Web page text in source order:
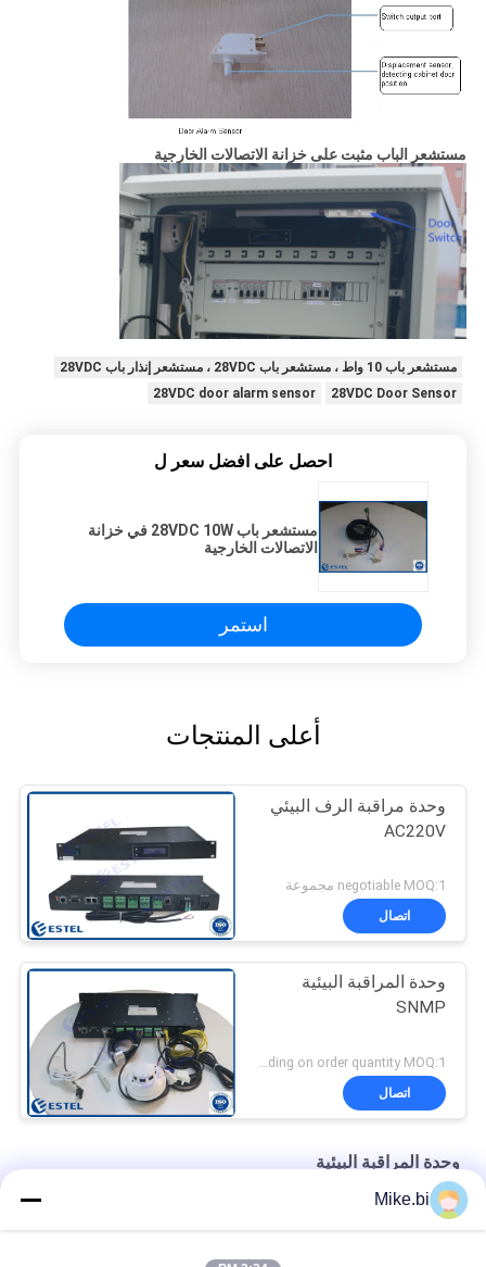
مستشعر الباب مثبت على خزانة الاتصالات الخارجية
مستشعر باب 10 واط ، مستشعر باب 28VDC ، مستشعر إنذار باب 28VDC
28VDC Door Sensor
28VDC door alarm sensor
احصل على افضل سعر ل
مستشعر باب 28VDC 10W في خزانة
الاتصالات الخارجية
استمر
أعلى المنتجات
وحدة مراقبة الرف البيئي
AC220V
negotiable MOQ:1 مجموعة
اتصال
وحدة المراقبة البيئية
SNMP
depending on order quantity MOQ:1 مجموعة
اتصال
وحدة المراقبة البيئية
وحدة المراقبة البيئية DC12V 100mA مع التنبيه
Mike.bi